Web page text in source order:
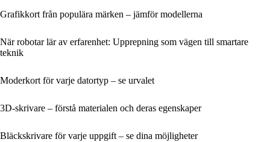
Grafikkort från populära märken – jämför modellerna
När robotar lär av erfarenhet: Upprepning som vägen till smartare
teknik
Moderkort för varje datortyp – se urvalet
3D-skrivare – förstå materialen och deras egenskaper
Bläckskrivare för varje uppgift – se dina möjligheter